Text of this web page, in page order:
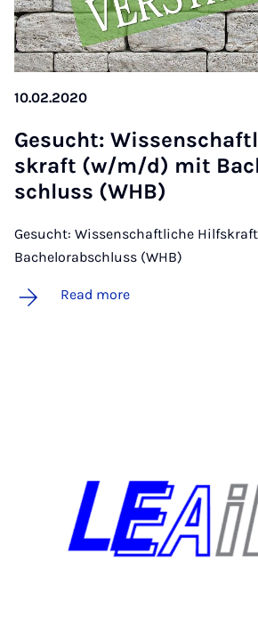
10.02.2020
Ge­sucht:
skraft (w/m/d) mit
schluss (WHB)
Gesucht: Wissenschaftliche
Bachelorabschluss (WHB)
Read more